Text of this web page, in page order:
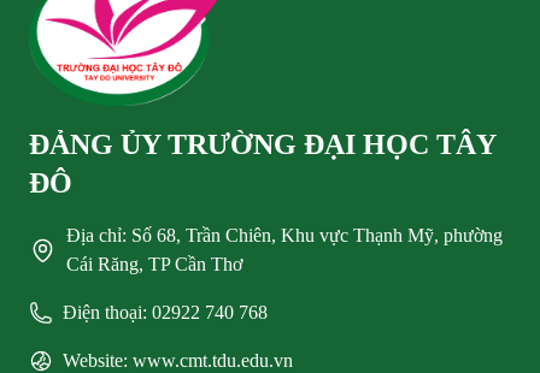
ĐẢNG ỦY TRƯỜNG ĐẠI HỌC TÂY
ĐÔ
Địa chỉ: Số 68, Trần Chiên, Khu vực Thạnh Mỹ, phường
Cái Răng, TP Cần Thơ
Điện thoại: 02922 740 768
Website: www.cmt.tdu.edu.vn